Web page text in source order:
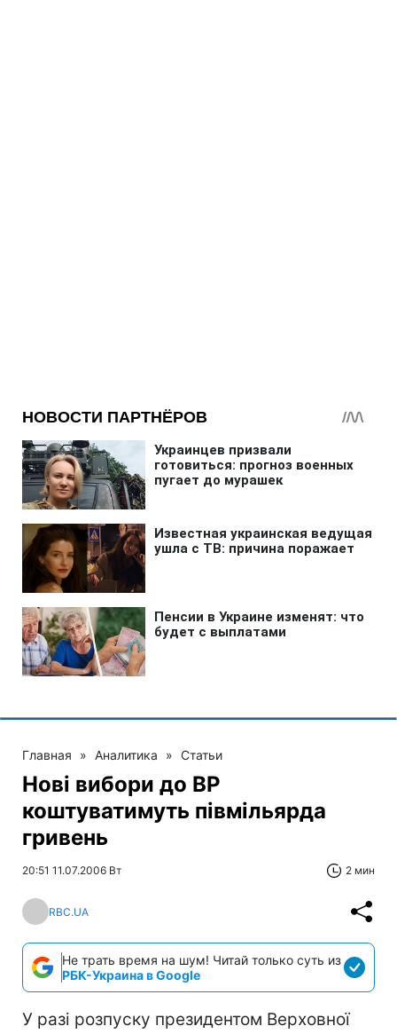
Главная » Аналитика » Статьи
Нові вибори до ВР
коштуватимуть півмільярда
гривень
20:51 11.07.2006 Вт 2 мин
RBC.UA
Не трать время на шум! Читай только суть из
РБК-Украина в Google
У разі розпуску президентом Верховної